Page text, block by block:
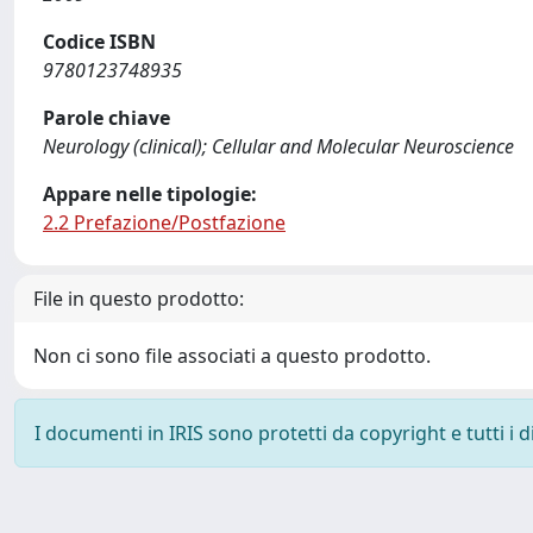
Codice ISBN
9780123748935
Parole chiave
Neurology (clinical); Cellular and Molecular Neuroscience
Appare nelle tipologie:
2.2 Prefazione/Postfazione
File in questo prodotto:
Non ci sono file associati a questo prodotto.
I documenti in IRIS sono protetti da copyright e tutti i